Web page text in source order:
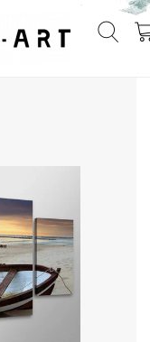
cm. 5 luik,